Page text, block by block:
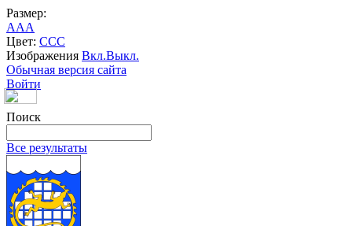
Размер:
AAA
Цвет: CCC
Изображения Вкл.Выкл.
Обычная версия сайта
Войти
Поиск
Все результаты